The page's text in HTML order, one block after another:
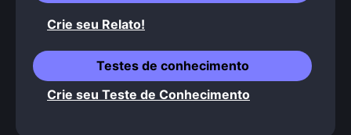
Crie seu Relato!
Testes de conhecimento
Crie seu Teste de Conhecimento